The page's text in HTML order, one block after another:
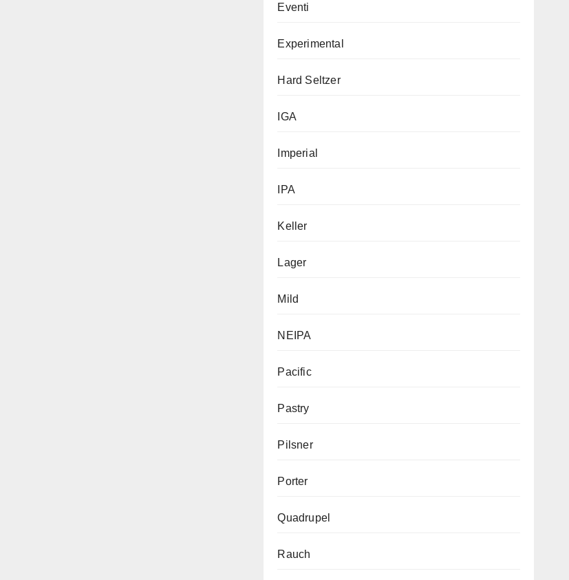
Eventi
Experimental
Hard Seltzer
IGA
Imperial
IPA
Keller
Lager
Mild
NEIPA
Pacific
Pastry
Pilsner
Porter
Quadrupel
Rauch